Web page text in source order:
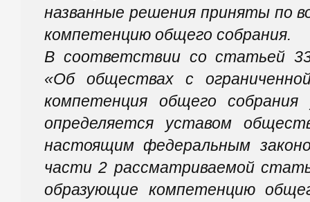
названные решения приняты по
компетенцию общего собрания.
В соответствии со статьей
«Об обществах с
компетенция общего собрания
определяется уставом
настоящим федеральным
части 2 рассматриваемой
образующие компетенцию